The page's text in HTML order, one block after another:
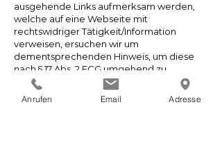
ausgehende Links aufmerksam werden,
welche auf eine Webseite mit
rechtswidriger Tätigkeit/Information
verweisen, ersuchen wir um
dementsprechenden Hinweis, um diese
nach § 17 Abs. 2 ECG umgehend zu
entfernen.
Die Urheberrechte Dritter werden vom
Betreiber dieser Webseite mit größter
Anrufen Email Adresse